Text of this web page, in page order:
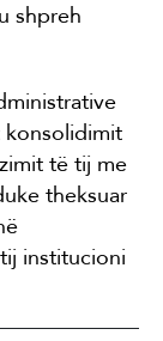
shpreh
konsolidimit
të tij me
theksuar
institucioni